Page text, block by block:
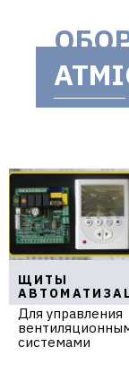
ЩИТЫ
Для управления
системами